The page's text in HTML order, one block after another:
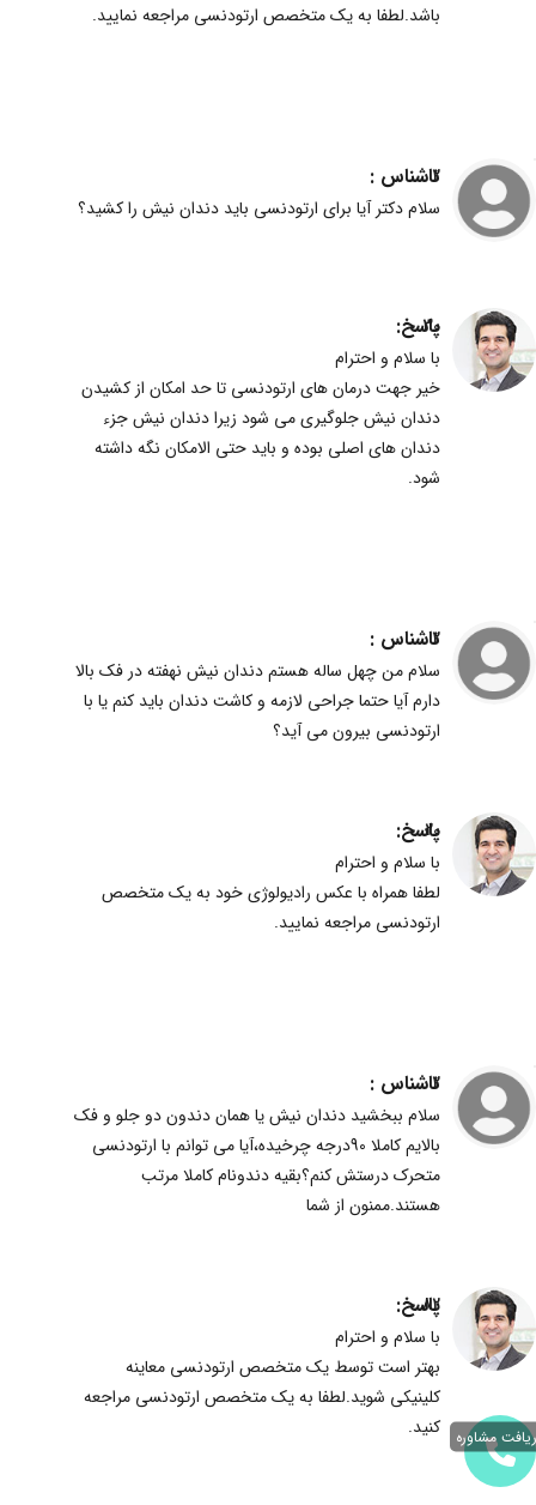
باشد.لطفا به یک متخصص ارتودنسی مراجعه نمایید.
ناشناس :
سلام دکتر آیا برای ارتودنسی باید دندان نیش را کشید؟
2
پاسخ:
با سلام و احترام
خیر جهت درمان های ارتودنسی تا حد امکان از کشیدن
دندان نیش جلوگیری می شود زیرا دندان نیش جزء
دندان های اصلی بوده و باید حتی الامکان نگه داشته
شود.
30
ناشناس :
سلام من چهل ساله هستم دندان نیش نهفته در فک بالا
دارم آیا حتما جراحی لازمه و کاشت دندان باید کنم یا با
ارتودنسی بیرون می آید؟
2
پاسخ:
با سلام و احترام
لطفا همراه با عکس رادیولوژی خود به یک متخصص
ارتودنسی مراجعه نمایید.
20
ناشناس :
سلام ببخشید دندان نیش یا همان دندون دو جلو و فک
بالایم کاملا 90درجه چرخیده،آیا می توانم با ارتودنسی
متحرک درستش کنم؟بقیه دندونام کاملا مرتب
هستند.ممنون از شما
2
پاسخ:
با سلام و احترام
بهتر است توسط یک متخصص ارتودنسی معاینه
کلینیکی شوید.لطفا به یک متخصص ارتودنسی مراجعه
کنید.
82
مشاوره